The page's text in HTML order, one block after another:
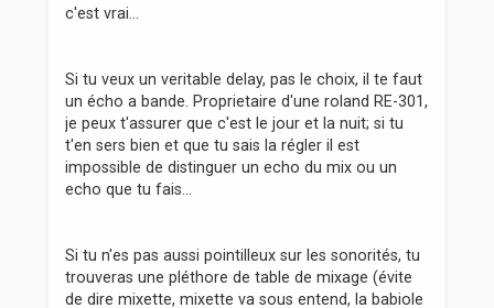
c'est vrai...
Si tu veux un veritable delay, pas le choix, il te faut
un écho a bande. Proprietaire d'une roland RE-301,
je peux t'assurer que c'est le jour et la nuit; si tu
t'en sers bien et que tu sais la régler il est
impossible de distinguer un echo du mix ou un
echo que tu fais...
Si tu n'es pas aussi pointilleux sur les sonorités, tu
trouveras une pléthore de table de mixage (évite
de dire mixette, mixette va sous entend, la babiole